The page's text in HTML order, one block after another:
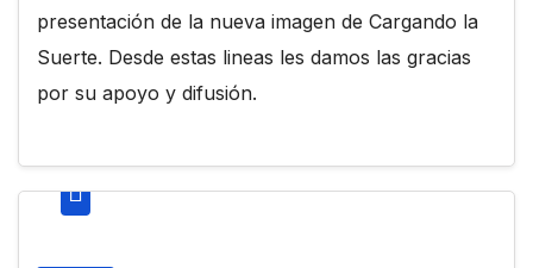
presentación de la nueva imagen de Cargando la
Suerte. Desde estas lineas les damos las gracias
por su apoyo y difusión.